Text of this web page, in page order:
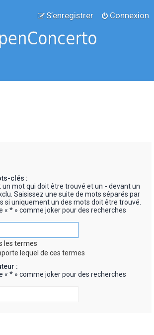
Connexion
S’enregistrer
clés :
un mot qui doit être trouvé et un - devant un
Saisissez une suite de mots séparés par
si uniquement un des mots doit être trouvé.
« * » comme joker pour des recherches
les termes
lequel de ces termes
:
« * » comme joker pour des recherches